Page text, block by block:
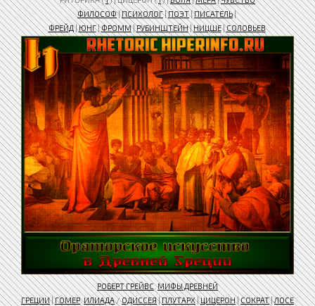
ФИЛОСОФ|ПСИХОЛОГ|ПОЭТ|ПИСАТЕЛЬ|
ФРЕЙД|ЮНГ|ФРОММ|РУБИНШТЕЙН|НИЦШЕ|СОЛОВЬЕВ
РОБЕРТ ГРЕЙВС.МИФЫ ДРЕВНЕЙ
ГРЕЦИИ|ГОМЕР.ИЛИАДА/ОДИССЕЯ|ПЛУТАРХ|ЦИЦЕРОН|СОКРАТ|ЛОСЕ